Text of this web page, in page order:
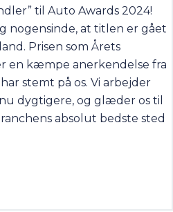
til Auto Awards 2024!
nogensinde, at titlen er gået
Prisen som Årets
en kæmpe anerkendelse fra
stemt på os. Vi arbejder
dygtigere, og glæder os til
absolut bedste sted